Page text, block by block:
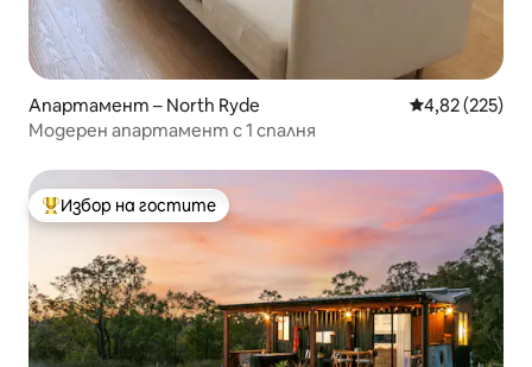
Апартамент – North Ryde Средна
4,82 (225)
Модерен апартамент с 1 спалня
Най-популярен избор на гостите
Избор на гостите